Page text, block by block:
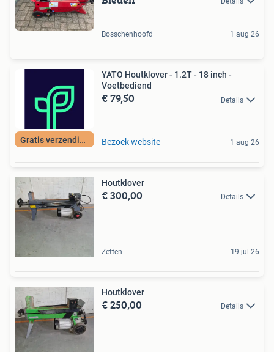
Bosschenhoofd 1 aug 26
Gratis verzending
YATO Houtklover - 1.2T - 18 inch -
Voetbediend
€ 79,50 Details
Bezoek website 1 aug 26
Houtklover
€ 300,00 Details
Zetten 19 jul 26
Houtklover
€ 250,00 Details